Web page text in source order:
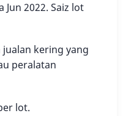
2022. Saiz lot
jualan kering yang
peralatan
lot.